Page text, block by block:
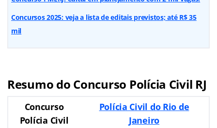
Concursos 2025: veja a lista de editais previstos; até R$ 35
mil
Resumo do Concurso Polícia Civil RJ
Concurso
Polícia Civil
Polícia Civil do Rio de
Janeiro